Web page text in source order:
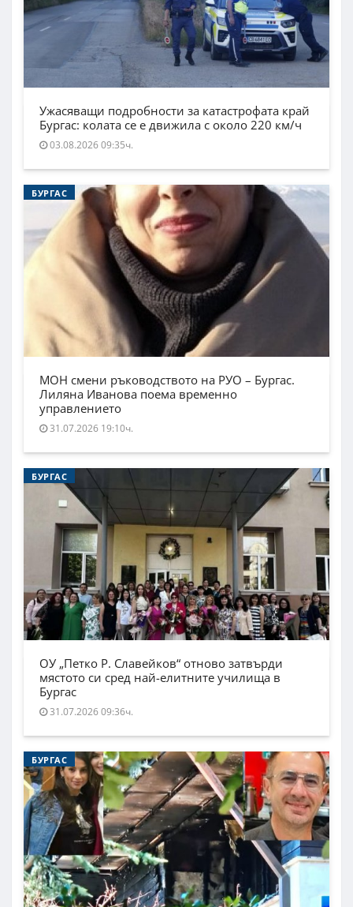
Ужасяващи подробности за катастрофата край
Бургас: колата се е движила с около 220 км/ч
03.08.2026 09:35ч.
БУРГАС
МОН смени ръководството на РУО – Бургас.
Лиляна Иванова поема временно
управлението
31.07.2026 19:10ч.
БУРГАС
ОУ „Петко Р. Славейков“ отново затвърди
мястото си сред най-елитните училища в
Бургас
31.07.2026 09:36ч.
БУРГАС